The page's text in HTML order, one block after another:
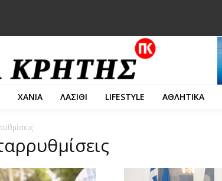
ΧΑΝΙΑ ΛΑΣΙΘΙ LIFESTYLE ΑΘΛΗΤΙΚΑ